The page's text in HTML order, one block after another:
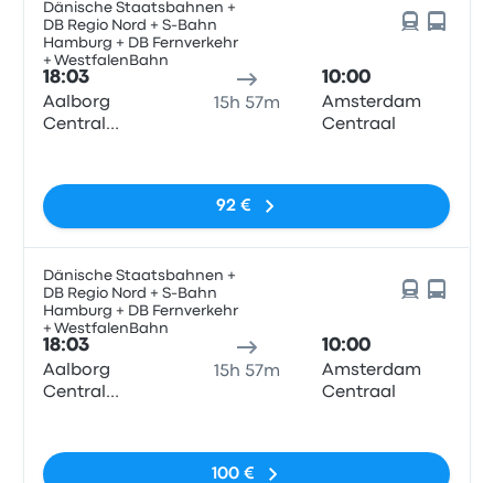
Dänische Staatsbahnen +
DB Regio Nord + S-Bahn
Hamburg + DB Fernverkehr
+ WestfalenBahn
18:03
Aalborg
Central
15h 57m
10:00
Amsterdam
Centraal
92 €
Dänische Staatsbahnen +
DB Regio Nord + S-Bahn
Hamburg + DB Fernverkehr
+ WestfalenBahn
18:03
Aalborg
Central
15h 57m
10:00
Amsterdam
Centraal
100 €